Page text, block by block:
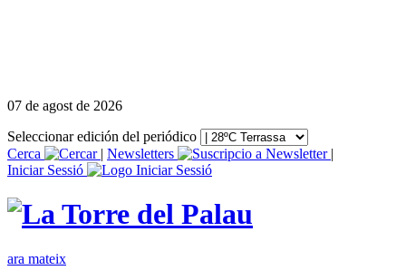
07 de agost de 2026
Seleccionar edición del periódico
Cerca
| Newsletters
|
Iniciar Sessió
ara mateix